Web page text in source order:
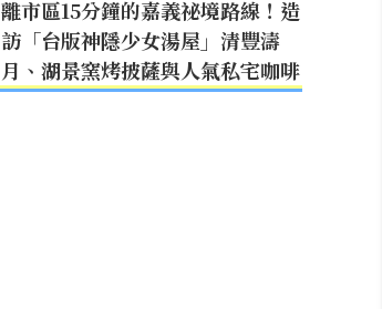
離市區15分鐘的嘉義祕境路線！造
訪「台版神隱少女湯屋」清豐濤
月、湖景窯烤披薩與人氣私宅咖啡